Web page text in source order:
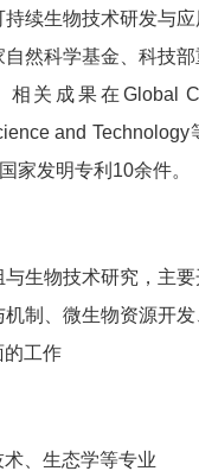
续生物技术研发与应
然科学基金、科技
关成果在Global
and
家发明专利10余件。
与生物技术研究，主
制、微生物资源开
的工作
、生态学等专业